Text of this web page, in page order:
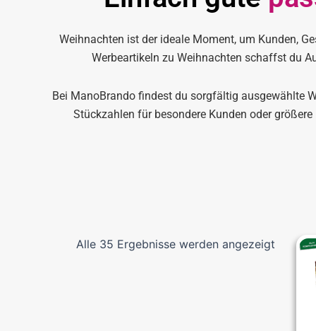
Weihnachten ist der ideale Moment, um Kunden,
Werbeartikeln zu Weihnachten schaffst du
Bei ManoBrando findest du sorgfältig ausgewählte
Stückzahlen für besondere Kunden oder
Alle 35 Ergebnisse werden angezeigt